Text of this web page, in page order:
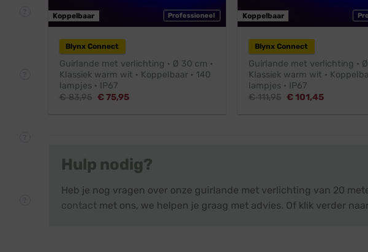
Professioneel
Koppelbaar
Blynx Connect
Guirlande met verlichting · Ø 30 cm ·
Klassiek warm wit · Koppelbaar · 140
lampjes · IP67
€83,95 Oorspronkelijke
€75,95Huidige
Koppelbaar
Blynx Connect
Guirlande met verlichting ·
Klassiek warm wit ·
lampjes · IP67
€111,95 Oorspronkelijke
€101,45Huidige
Hulp nodig?
Heb je nog vragen over onze guirlande met verlichting van 20
contact met ons, we helpen je graag met advies. Of klik verder